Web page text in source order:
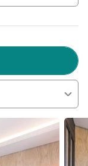
in total
Ocean.
stay at our
ดูราย